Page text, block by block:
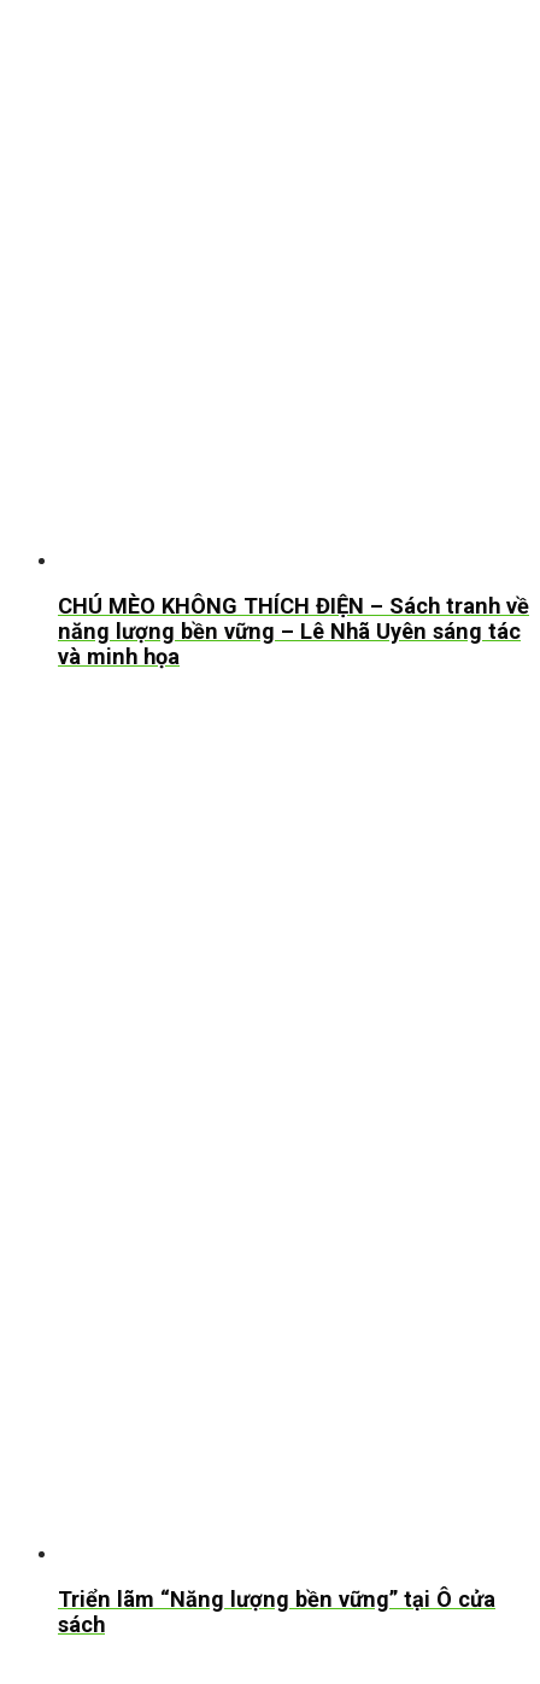
CHÚ MÈO KHÔNG THÍCH ĐIỆN – Sách tranh về
năng lượng bền vững – Lê Nhã Uyên sáng tác
và minh họa
Triển lãm “Năng lượng bền vững” tại Ô cửa
sách